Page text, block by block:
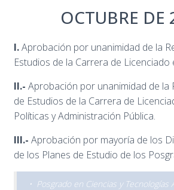
OCTUBRE DE
I.Aprobación por unanimidad de la
Estudios de la Carrera de Licenciado
II.- Aprobación por unanimidad de la
de Estudios de la Carrera de
Políticas y Administración Pública.
III.- Aprobación por mayoría de los
de los Planes de Estudio de los
• Posgrado en Ciencias y Tecnologías